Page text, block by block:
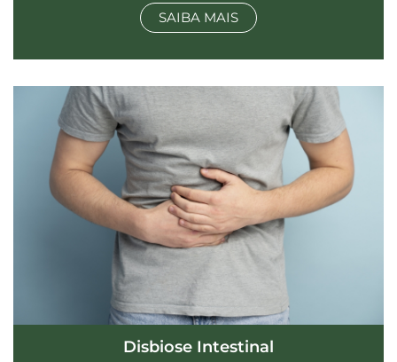
SAIBA MAIS
Disbiose Intestinal